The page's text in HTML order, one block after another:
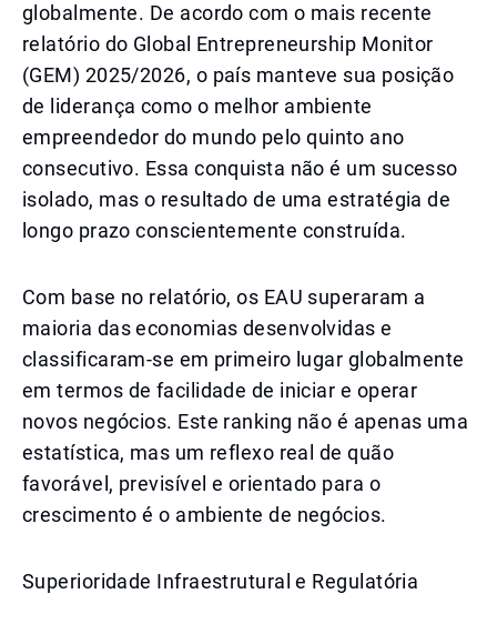
globalmente. De acordo com o mais recente
relatório do Global Entrepreneurship Monitor
(GEM) 2025/2026, o país manteve sua posição
de liderança como o melhor ambiente
empreendedor do mundo pelo quinto ano
consecutivo. Essa conquista não é um sucesso
isolado, mas o resultado de uma estratégia de
longo prazo conscientemente construída.
Com base no relatório, os EAU superaram a
maioria das economias desenvolvidas e
classificaram-se em primeiro lugar globalmente
em termos de facilidade de iniciar e operar
novos negócios. Este ranking não é apenas uma
estatística, mas um reflexo real de quão
favorável, previsível e orientado para o
crescimento é o ambiente de negócios.
Superioridade Infraestrutural e Regulatória